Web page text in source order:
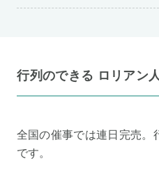
行列のできる ロリアン
全国の催事では連日完売。
です。